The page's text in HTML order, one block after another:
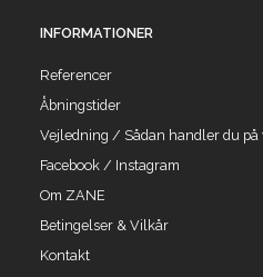
INFORMATIONER
Referencer
Åbningstider
Vejledning / Sådan handler du på
Facebook / Instagram
Om ZANE
Betingelser & Vilkår
Kontakt